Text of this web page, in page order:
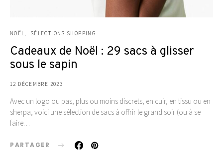
NOËL SÉLECTIONS SHOPPING
Cadeaux de Noël : 29 sacs à glisser
sous le sapin
12 DÉCEMBRE 2023
Avec un logo ou pas, plus ou moins discrets, en cuir, en tissu ou en
sherpa, voici une sélection de sacs à offrir le grand soir (ou à se
faire…
PARTAGER